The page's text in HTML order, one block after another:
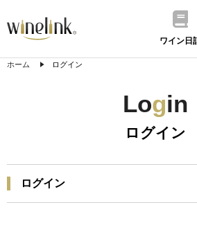
ワイン日
ホーム ログイン
Login
ログイン
ログイン